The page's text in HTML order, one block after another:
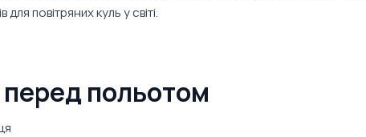
повітряних куль у світі.
перед польотом